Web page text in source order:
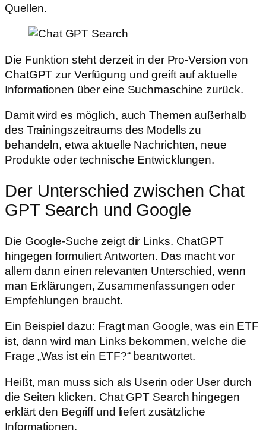
Quellen.
Die Funktion steht derzeit in der Pro-Version von
ChatGPT zur Verfügung und greift auf aktuelle
Informationen über eine Suchmaschine zurück.
Damit wird es möglich, auch Themen außerhalb
des Trainingszeitraums des Modells zu
behandeln, etwa aktuelle Nachrichten, neue
Produkte oder technische Entwicklungen.
Der Unterschied zwischen Chat
GPT Search und Google
Die Google-Suche zeigt dir Links. ChatGPT
hingegen formuliert Antworten. Das macht vor
allem dann einen relevanten Unterschied, wenn
man Erklärungen, Zusammenfassungen oder
Empfehlungen braucht.
Ein Beispiel dazu: Fragt man Google, was ein ETF
ist, dann wird man Links bekommen, welche die
Frage „Was ist ein ETF?“ beantwortet.
Heißt, man muss sich als Userin oder User durch
die Seiten klicken. Chat GPT Search hingegen
erklärt den Begriff und liefert zusätzliche
Informationen.